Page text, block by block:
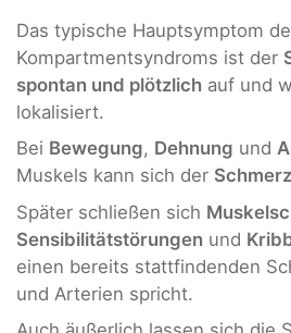
Das typische Hauptsymptom
Kompartmentsyndroms ist der
spontan und plötzlich auf und
lokalisiert.
Bei Bewegung, Dehnung und
Muskels kann sich der
Später schließen sich
Sensibilitätstörungen und
einen bereits stattfindenden
und Arterien spricht.